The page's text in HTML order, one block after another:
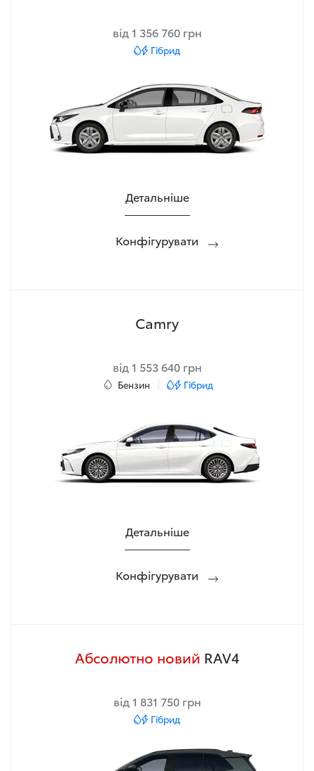
від 1 356 760 грн
Гібрид
Детальніше
Конфігурувати
Camry
від 1 553 640 грн
Бензин Гібрид
Детальніше
Конфігурувати
Абсолютно новий RAV4
від 1 831 750 грн
Гібрид